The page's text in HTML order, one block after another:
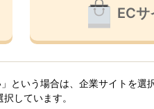
ECサ
という場合は、企業サイトを選
しています。